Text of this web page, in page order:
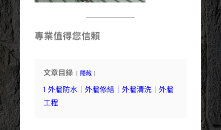
專業值得您信賴
文章目錄 隱藏
1 外牆防水｜外牆修繕｜外牆清洗｜外牆
工程